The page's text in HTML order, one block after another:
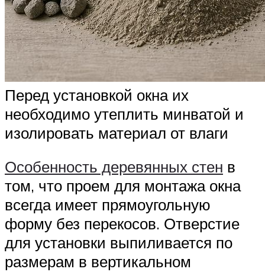
Перед установкой окна их
необходимо утеплить минватой и
изолировать материал от влаги
Особенность деревянных стен в
том, что проем для монтажа окна
всегда имеет прямоугольную
форму без перекосов. Отверстие
для установки выпиливается по
размерам в вертикальном